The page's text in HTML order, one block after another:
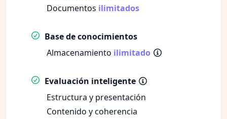
Documentos ilimitados
Base de conocimientos
Almacenamiento ilimitado
Evaluación inteligente
Estructura y presentación
Contenido y coherencia